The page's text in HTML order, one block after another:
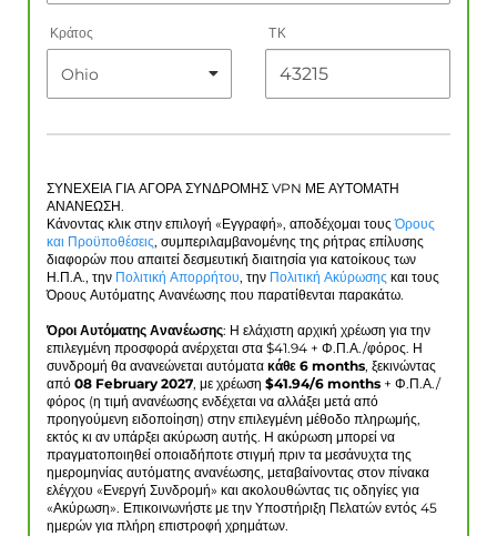
Κράτος ΤΚ
ΣΥΝΕΧΕΙΑ ΓΙΑ ΑΓΟΡΑ ΣΥΝΔΡΟΜΗΣ VPN ΜΕ ΑΥΤΟΜΑΤΗ
ΑΝΑΝΕΩΣΗ.
Κάνοντας κλικ στην επιλογή «Εγγραφή», αποδέχομαι τουςΌρους
και Προϋποθέσεις, συμπεριλαμβανομένης της ρήτρας επίλυσης
διαφορών που απαιτεί δεσμευτική διαιτησία για κατοίκους των
Η.Π.Α., την Πολιτική Απορρήτου, την Πολιτική Ακύρωσης και τους
Όρους Αυτόματης Ανανέωσης που παρατίθενται παρακάτω.
Όροι Αυτόματης Ανανέωσης: Η ελάχιστη αρχική χρέωση για την
επιλεγμένη προσφορά ανέρχεται στα $41.94 + Φ.Π.Α./φόρος. Η
συνδρομή θα ανανεώνεται αυτόματα κάθε 6 months, ξεκινώντας
από 08 February 2027, με χρέωση $41.94/6 months + Φ.Π.Α./
φόρος (η τιμή ανανέωσης ενδέχεται να αλλάξει μετά από
προηγούμενη ειδοποίηση) στην επιλεγμένη μέθοδο πληρωμής,
εκτός κι αν υπάρξει ακύρωση αυτής. Η ακύρωση μπορεί να
πραγματοποιηθεί οποιαδήποτε στιγμή πριν τα μεσάνυχτα της
ημερομηνίας αυτόματης ανανέωσης, μεταβαίνοντας στον πίνακα
ελέγχου «Ενεργή Συνδρομή» και ακολουθώντας τις οδηγίες για
«Ακύρωση». Επικοινωνήστε με την Υποστήριξη Πελατών εντός 45
ημερών για πλήρη επιστροφή χρημάτων.